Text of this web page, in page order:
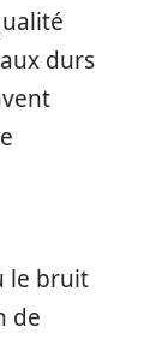
durs
le bruit
de